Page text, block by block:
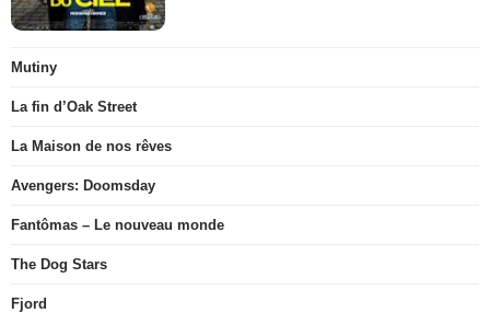
Mutiny
La fin d’Oak Street
La Maison de nos rêves
Avengers: Doomsday
Fantômas – Le nouveau monde
The Dog Stars
Fjord